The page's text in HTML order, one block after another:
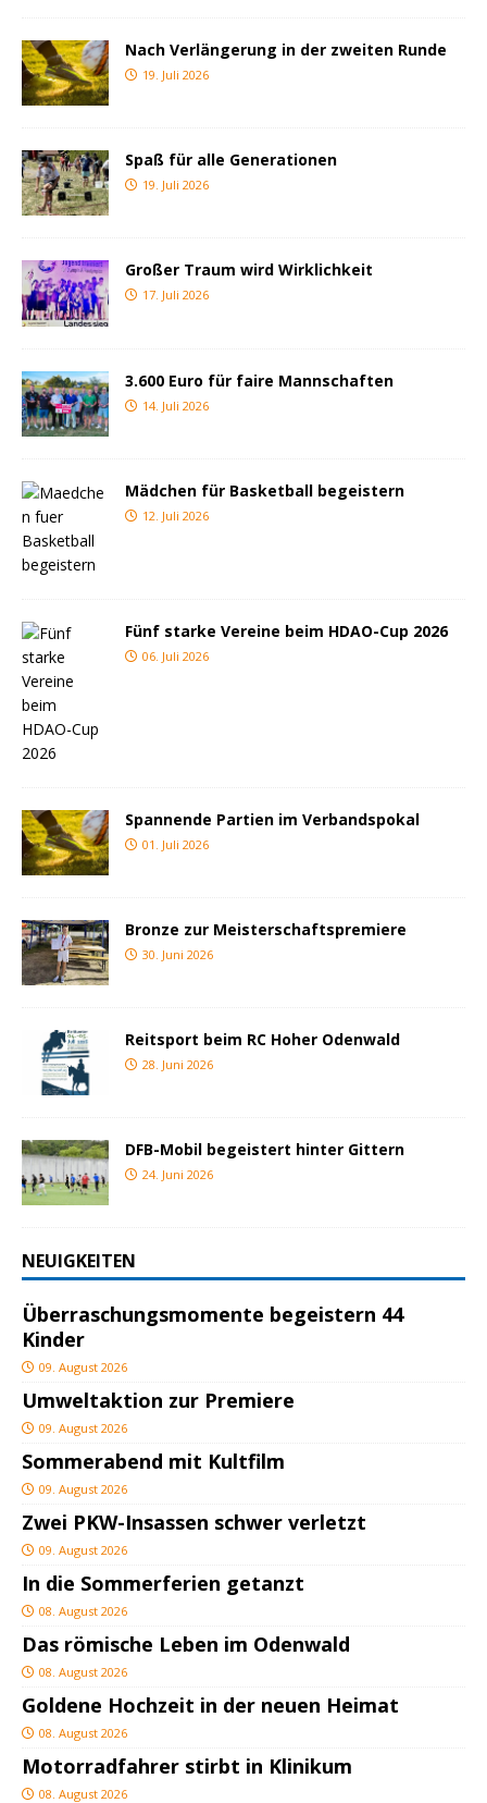
Nach Verlängerung in der zweiten Runde
19. Juli 2026
Spaß für alle Generationen
19. Juli 2026
Großer Traum wird Wirklichkeit
17. Juli 2026
3.600 Euro für faire Mannschaften
14. Juli 2026
Mädchen für Basketball begeistern
12. Juli 2026
Fünf starke Vereine beim HDAO-Cup 2026
06. Juli 2026
Spannende Partien im Verbandspokal
01. Juli 2026
Bronze zur Meisterschaftspremiere
30. Juni 2026
Reitsport beim RC Hoher Odenwald
28. Juni 2026
DFB-Mobil begeistert hinter Gittern
24. Juni 2026
NEUIGKEITEN
Überraschungsmomente begeistern 44
Kinder
09. August 2026
Umweltaktion zur Premiere
09. August 2026
Sommerabend mit Kultfilm
09. August 2026
Zwei PKW-Insassen schwer verletzt
09. August 2026
In die Sommerferien getanzt
08. August 2026
Das römische Leben im Odenwald
08. August 2026
Goldene Hochzeit in der neuen Heimat
08. August 2026
Motorradfahrer stirbt in Klinikum
08. August 2026